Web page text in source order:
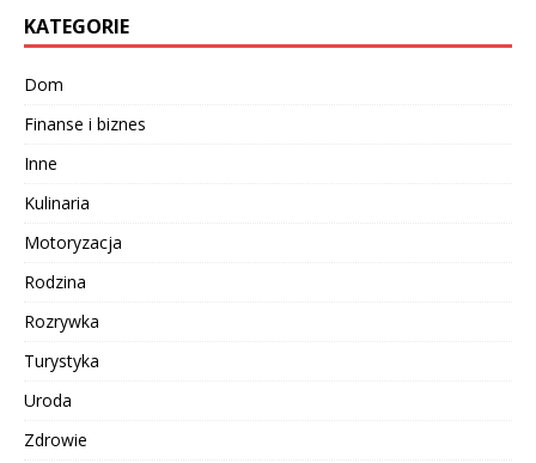
KATEGORIE
Dom
Finanse i biznes
Inne
Kulinaria
Motoryzacja
Rodzina
Rozrywka
Turystyka
Uroda
Zdrowie